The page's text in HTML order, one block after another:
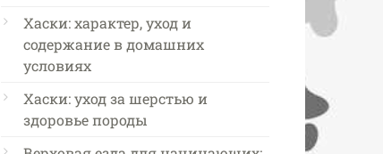
Хаски: характер, уход и
содержание в домашних
условиях
Хаски: уход за шерстью и
здоровье породы